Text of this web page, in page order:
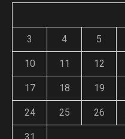
3 4 5
10 11 12
17 18 19
24 25 26